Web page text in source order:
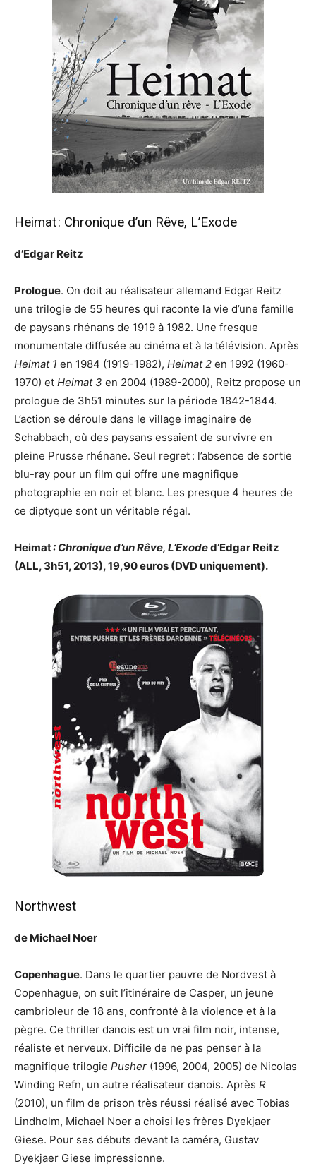
Heimat : Chronique d’un Rêve, L’Exode
d’Edgar Reitz
Prologue. On doit au réalisateur allemand Edgar Reitz
une trilogie de 55 heures qui raconte la vie d’une famille
de paysans rhénans de 1919 à 1982. Une fresque
monumentale diffusée au cinéma et à la télévision. Après
Heimat 1 en 1984 (1919-1982), Heimat 2 en 1992 (1960-
1970) et Heimat 3 en 2004 (1989-2000), Reitz propose un
prologue de 3h51 minutes sur la période 1842-1844.
L’action se déroule dans le village imaginaire de
Schabbach, où des paysans essaient de survivre en
pleine Prusse rhénane. Seul regret : l’absence de sortie
blu-ray pour un film qui offre une magnifique
photographie en noir et blanc. Les presque 4 heures de
ce diptyque sont un véritable régal.
Heimat: Chronique d’un Rêve, L’Exoded’Edgar Reitz
(ALL, 3h51, 2013), 19,90 euros (DVD uniquement).
Northwest
de Michael Noer
Copenhague. Dans le quartier pauvre de Nordvest à
Copenhague, on suit l’itinéraire de Casper, un jeune
cambrioleur de 18 ans, confronté à la violence et à la
pègre. Ce thriller danois est un vrai film noir, intense,
réaliste et nerveux. Difficile de ne pas penser à la
magnifique trilogie Pusher (1996, 2004, 2005) de Nicolas
Winding Refn, un autre réalisateur danois. Après R
(2010), un film de prison très réussi réalisé avec Tobias
Lindholm, Michael Noer a choisi les frères Dyekjaer
Giese. Pour ses débuts devant la caméra, Gustav
Dyekjaer Giese impressionne.